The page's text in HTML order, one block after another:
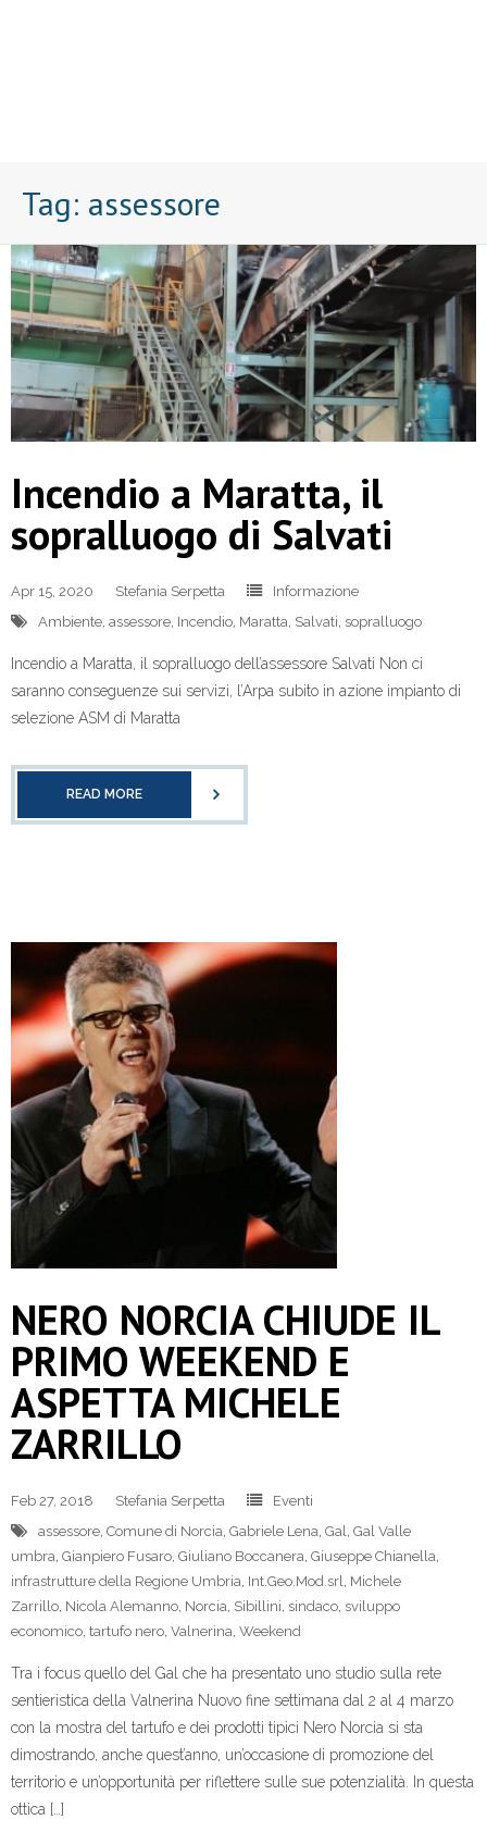
Tag: assessore
Incendio a Maratta, il
sopralluogo di Salvati
Apr 15, 2020 Stefania Serpetta
Informazione
Ambiente assessore Incendio Maratta Salvati sopralluogo
Incendio a Maratta, il sopralluogo dell’assessore Salvati Non ci
saranno conseguenze sui servizi, l’Arpa subito in azione impianto di
selezione ASM di Maratta
READ MORE
NERO NORCIA CHIUDE IL
PRIMO WEEKEND E
ASPETTA MICHELE
ZARRILLO
Feb 27, 2018 Stefania Serpetta
Eventi
assessore Comune di Norcia Gabriele Lena Gal Gal Valle
umbra Gianpiero Fusaro Giuliano Boccanera Giuseppe Chianella
infrastrutture della Regione Umbria Int.Geo.Mod.srl Michele
Zarrillo Nicola Alemanno Norcia Sibillini sindaco sviluppo
economico tartufo nero Valnerina Weekend
Tra i focus quello del Gal che ha presentato uno studio sulla rete
sentieristica della Valnerina Nuovo fine settimana dal 2 al 4 marzo
con la mostra del tartufo e dei prodotti tipici Nero Norcia si sta
dimostrando, anche quest’anno, un’occasione di promozione del
territorio e un’opportunità per riflettere sulle sue potenzialità. In questa
ottica […]